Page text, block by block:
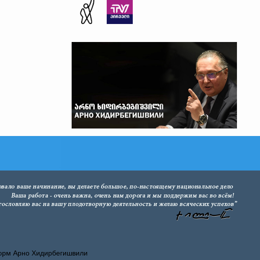
Арно Хидирбегишвили